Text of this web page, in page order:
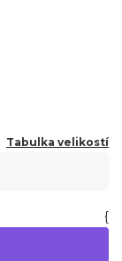
Tabulka velikostí
{